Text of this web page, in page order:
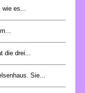
wie es...
die drei...
Sie...